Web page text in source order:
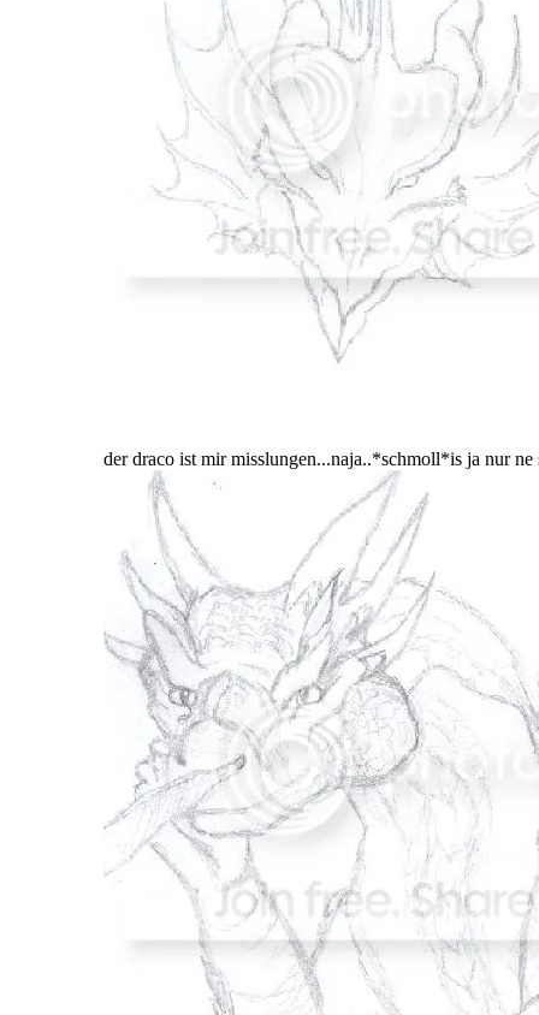
der draco ist mir misslungen...naja..*schmoll*is ja nur ne